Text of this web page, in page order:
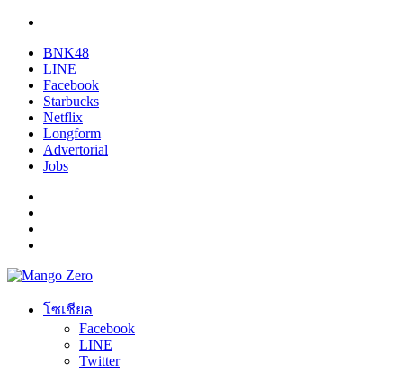
BNK48
LINE
Facebook
Starbucks
Netflix
Longform
Advertorial
Jobs
โซเชียล
Facebook
LINE
Twitter